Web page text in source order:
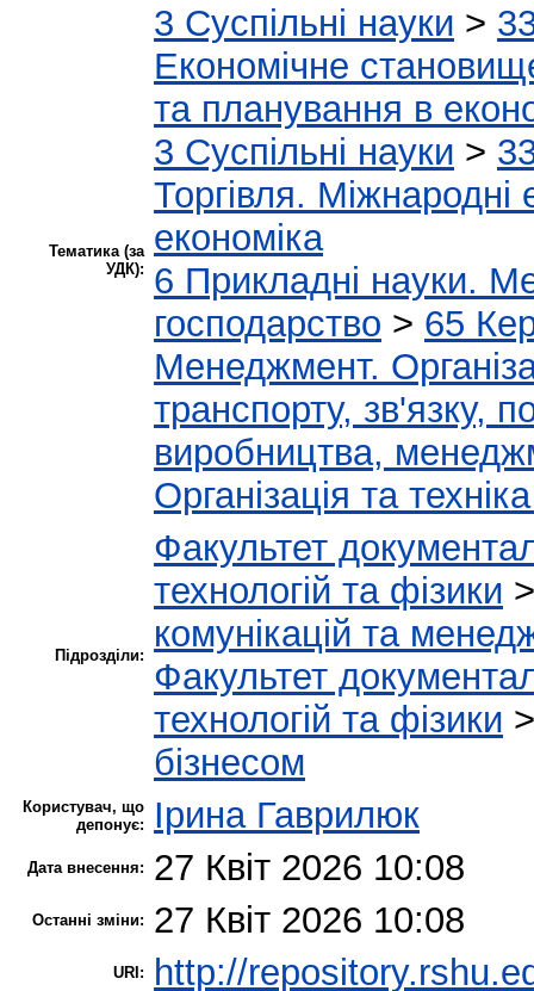
Тематика (за
УДК):
3 Суспільні науки >
Економічне
та планування в
3 Суспільні науки >
Торгівля. Міжнародні
економіка
6 Прикладні науки.
господарство > 65
Менеджмент.
транспорту, зв'язку,
виробництва,
Організація та техніка
Підрозділи:
Факультет
технологій та фізики
комунікацій та
Факультет
технологій та фізики
бізнесом
Користувач, що
депонує:
Ірина Гаврилюк
Дата внесення: 27 Квіт 2026 10:08
Останні зміни: 27 Квіт 2026 10:08
URI: http://